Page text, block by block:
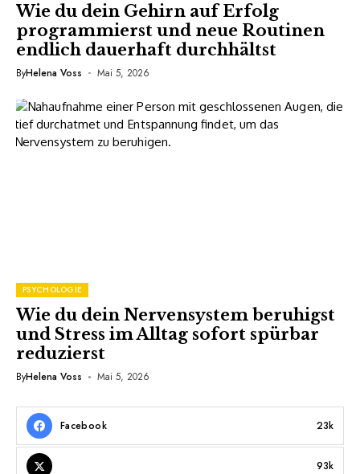
Wie du dein Gehirn auf Erfolg
programmierst und neue Routinen
endlich dauerhaft durchhältst
ByHelena Voss Mai 5, 2026
PSYCHOLOGIE
Wie du dein Nervensystem beruhigst
und Stress im Alltag sofort spürbar
reduzierst
ByHelena Voss Mai 5, 2026
Facebook 23k
93k